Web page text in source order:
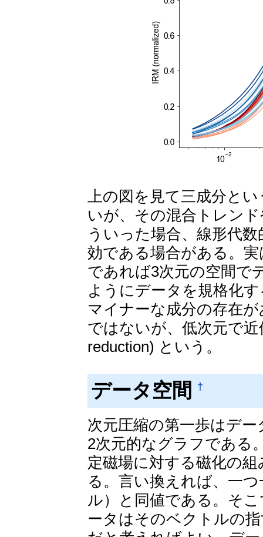
上の図を見て三成分と
いが、その混合トレン
ういった場合、線形代
効である場合がある。
であれば3次元の空間で
ようにデータを規格化
マイナーな成分の存在
ではないが、低次元で
reduction) という。
データ空間 †
次元圧縮の第一歩はデ
2次元的なグラフである
定磁場に対する磁化の
る。言い換えれば、一
ル）と同値である。そ
ータはそのベクトルの